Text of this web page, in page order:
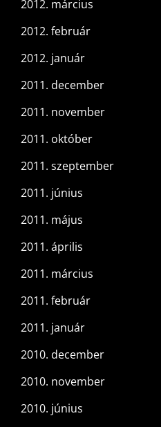
2012. március
2012. február
2012. január
2011. december
2011. november
2011. október
2011. szeptember
2011. június
2011. május
2011. április
2011. március
2011. február
2011. január
2010. december
2010. november
2010. június